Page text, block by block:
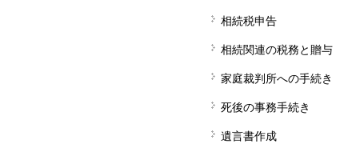
相続税申告
相続関連の税務と贈与
家庭裁判所への手続き
死後の事務手続き
遺言書作成